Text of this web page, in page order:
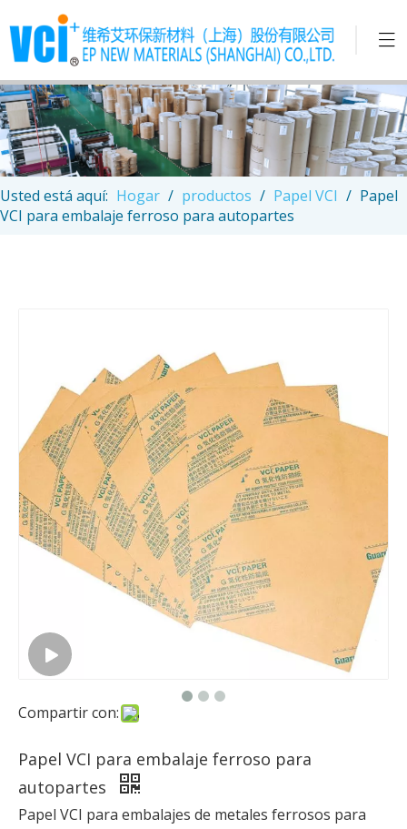
Usted está aquí: Hogar / productos / Papel VCI / Papel
VCI para embalaje ferroso para autopartes
Compartir con:
Papel VCI para embalaje ferroso para
autopartes
Papel VCI para embalajes de metales ferrosos para